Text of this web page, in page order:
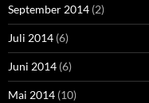
September 2014 (2)
Juli 2014 (6)
Juni 2014 (6)
Mai 2014 (10)